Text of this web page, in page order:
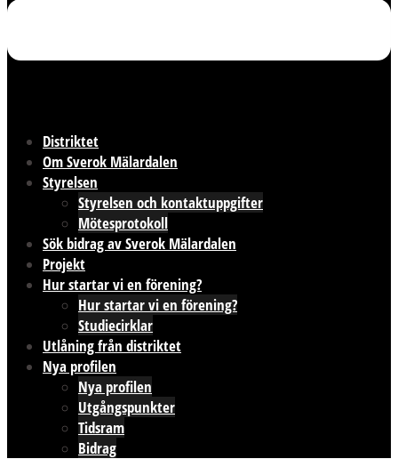
Distriktet
Om Sverok Mälardalen
Styrelsen
Styrelsen och kontaktuppgifter
Mötesprotokoll
Sök bidrag av Sverok Mälardalen
Projekt
Hur startar vi en förening?
Hur startar vi en förening?
Studiecirklar
Utlåning från distriktet
Nya profilen
Nya profilen
Utgångspunkter
Tidsram
Bidrag